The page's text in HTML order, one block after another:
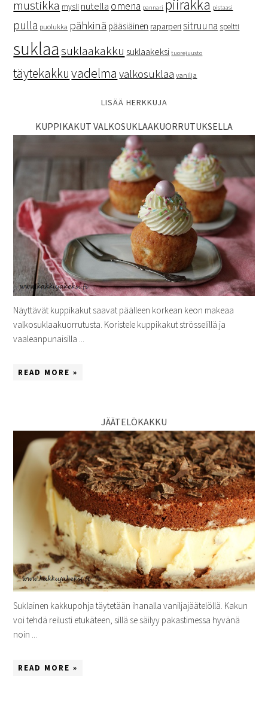
mustikka mysli nutella omena pannari piirakka pistaasi
pulla puolukka pähkinä pääsiäinen raparperi sitruuna speltti
suklaa suklaakakku suklaakeksi tuorejuusto
täytekakkuvadelma valkosuklaa vanilja
LISÄÄ HERKKUJA
KUPPIKAKUT VALKOSUKLAAKUORRUTUKSELLA
Näyttävät kuppikakut saavat päälleen korkean keon makeaa
valkosuklaakuorrutusta. Koristele kuppikakut strösselillä ja
vaaleanpunaisilla ...
READ MORE »
JÄÄTELÖKAKKU
Suklainen kakkupohja täytetään ihanalla vaniljajäätelöllä. Kakun
voi tehdä reilusti etukäteen, sillä se säilyy pakastimessa hyvänä
noin ...
READ MORE »